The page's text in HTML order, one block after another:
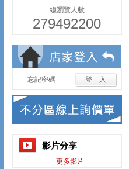
總瀏覽人數
279492200
忘記密碼
影片分享
更多影片